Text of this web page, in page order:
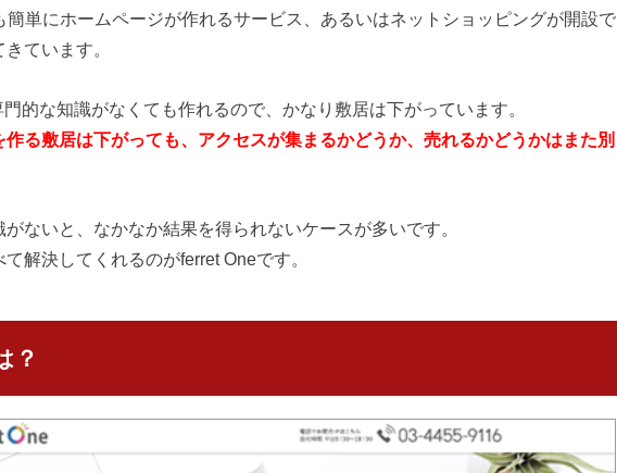
簡単にホームページが作れるサービス、あるいはネットショッピングが開設で
ています。
的な知識がなくても作れるので、かなり敷居は下がっています。
作る敷居は下がっても、アクセスが集まるかどうか、売れるかどうかはまた別
ないと、なかなか結果を得られないケースが多いです。
解決してくれるのがferret Oneです。
？